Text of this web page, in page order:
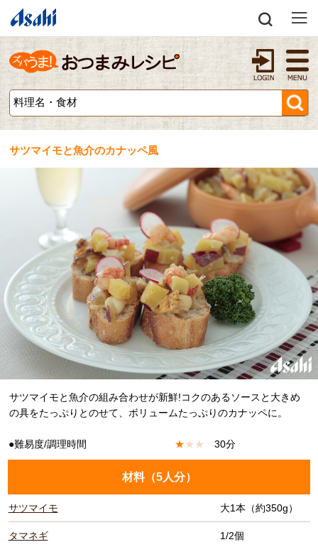
サツマイモと魚介のカナッペ風
サツマイモと魚介の組み合わせが新鮮!コクのあるソースと大きめ
の具をたっぷりとのせて、ボリュームたっぷりのカナッペに。
●難易度/調理時間 ★★ ★ 30分
材料（5人分）
サツマイモ 大1本（約350g）
タマネギ 1/2個